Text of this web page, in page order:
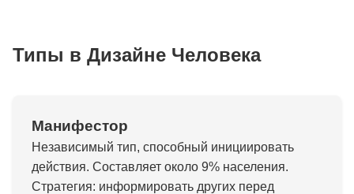
Типы в Дизайне Человека
Манифестор
Независимый тип, способный инициировать
действия. Составляет около 9% населения.
Стратегия: информировать других перед